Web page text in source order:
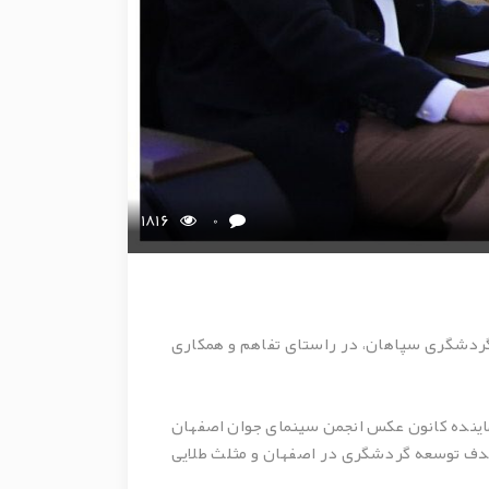
1816 0
سپاهان، در راستای تفاهم و همکاری
کانون عکس انجمن سینمای جوان اصفهان
توسعه گردشگری در اصفهان و مثلث طلایی